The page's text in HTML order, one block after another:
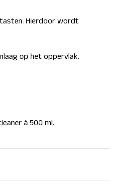
Hierdoor wordt
op het oppervlak.
à 500 ml.